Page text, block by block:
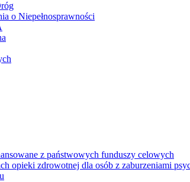
o Niepełnosprawności
z państwowych funduszy celowych
opieki zdrowotnej dla osób z zaburzeniami